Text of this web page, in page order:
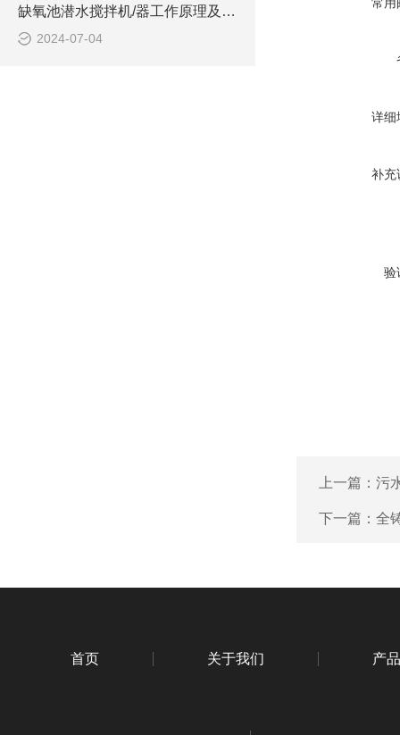
缺氧池潜水搅拌机/器工作原理及作用特点、安装图、CAD结构图
2024-07-04
详细
补充
验
上一篇： 污
下一篇： 全
首页 关于我们 产